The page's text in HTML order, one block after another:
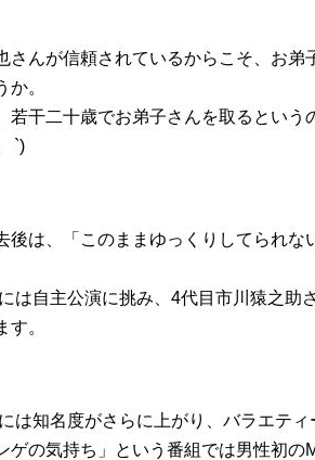
さんが信頼されているからこそ、お
か。
若干二十歳でお弟子さんを取るとい
`)
後は、「このままゆっくりしてられな
は自主公演に挑み、4代目市川猿之助
す。
は知名度がさらに上がり、バラエティ
ゲの気持ち」という番組では男性初